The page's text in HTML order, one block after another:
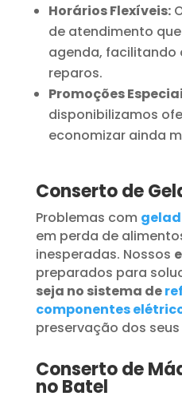
Horários Flexíveis:
de atendimento
agenda, facilitando
reparos.
Promoções
disponibilizamos
economizar ainda
Conserto de
Problemas com
em perda de
inesperadas. Nossos
preparados para
seja no sistema de
componentes
preservação dos
Conserto de
no Batel